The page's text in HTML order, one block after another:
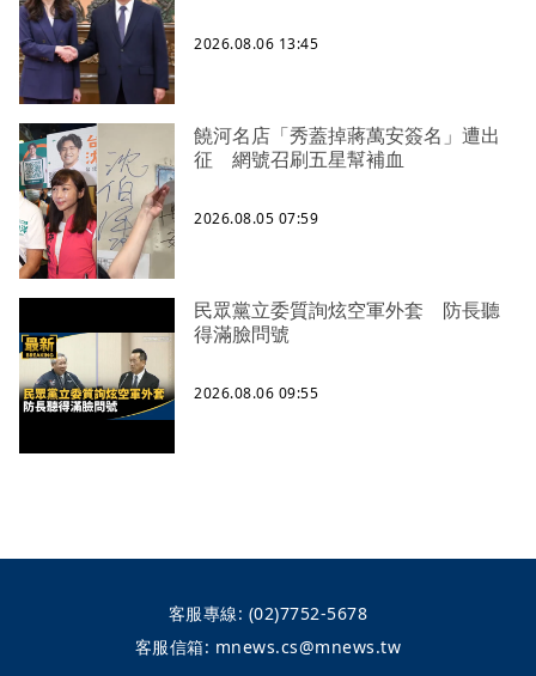
2026.08.06 13:45
饒河名店「秀蓋掉蔣萬安簽名」遭出
征 網號召刷五星幫補血
2026.08.05 07:59
民眾黨立委質詢炫空軍外套 防長聽
得滿臉問號
2026.08.06 09:55
客服專線: (02)7752-5678
客服信箱: mnews.cs@mnews.tw